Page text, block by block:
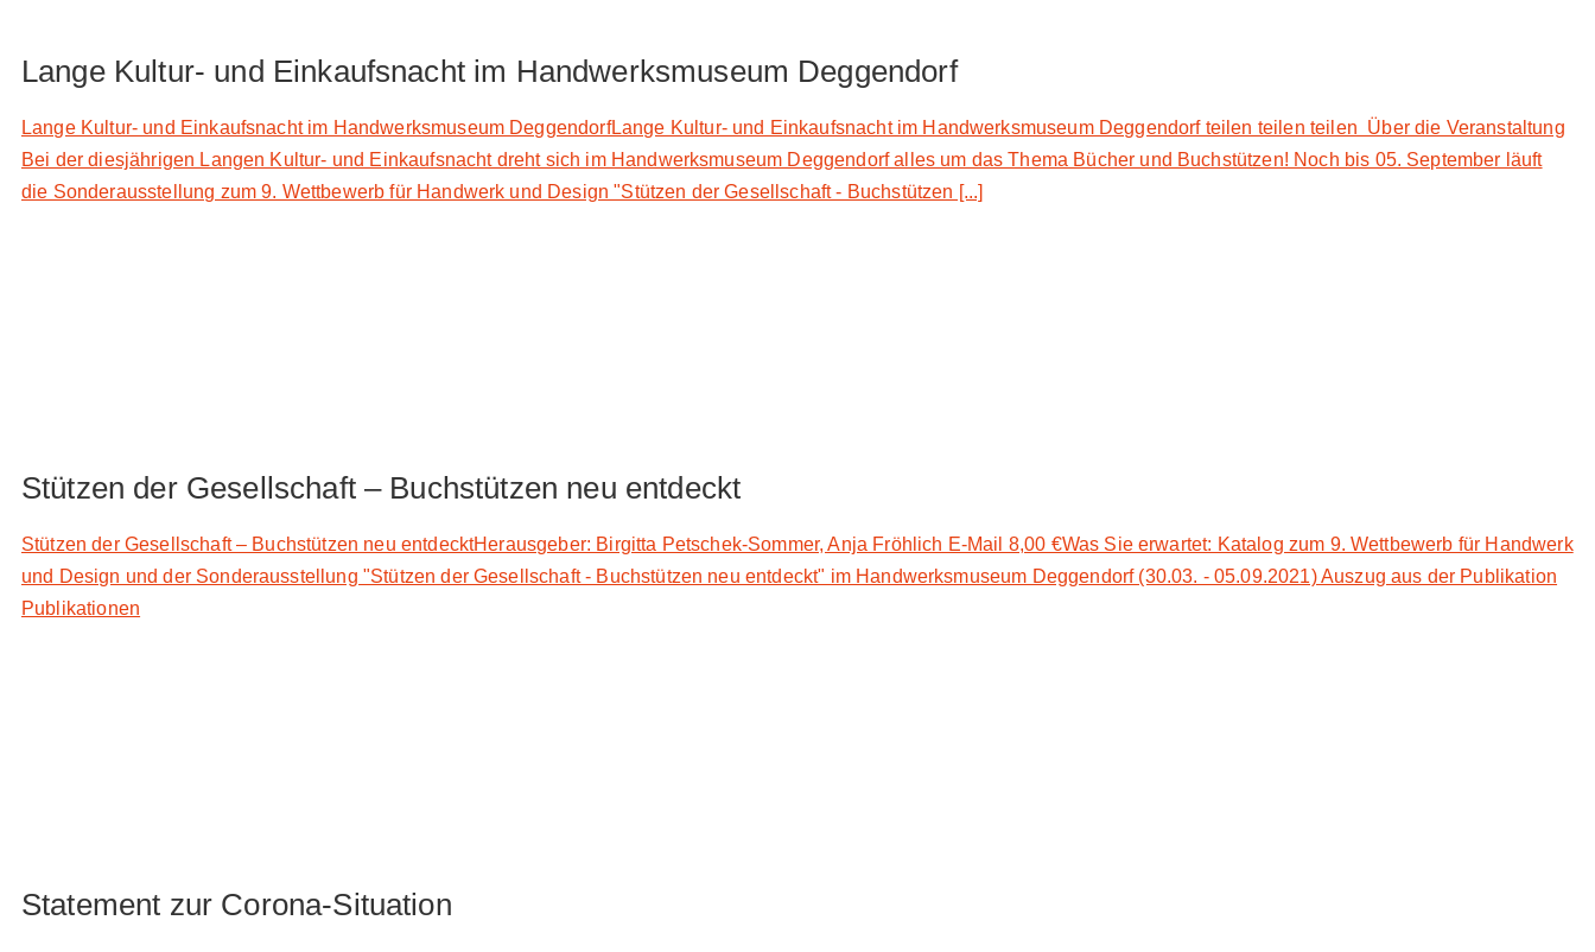
Lange Kultur- und Einkaufsnacht im Handwerksmuseum Deggendorf
Lange Kultur- und Einkaufsnacht im Handwerksmuseum DeggendorfLange Kultur- und Einkaufsnacht im Handwerksmuseum Deggendorf teilen teilen teilen Über die Veranstaltung
Bei der diesjährigen Langen Kultur- und Einkaufsnacht dreht sich im Handwerksmuseum Deggendorf alles um das Thema Bücher und Buchstützen! Noch bis 05. September läuft
die Sonderausstellung zum 9. Wettbewerb für Handwerk und Design "Stützen der Gesellschaft - Buchstützen [...]
Stützen der Gesellschaft – Buchstützen neu entdeckt
Stützen der Gesellschaft – Buchstützen neu entdecktHerausgeber: Birgitta Petschek-Sommer, Anja Fröhlich E-Mail 8,00 €Was Sie erwartet: Katalog zum 9. Wettbewerb für Handwerk
und Design und der Sonderausstellung "Stützen der Gesellschaft - Buchstützen neu entdeckt" im Handwerksmuseum Deggendorf (30.03. - 05.09.2021) Auszug aus der Publikation
Publikationen
Statement zur Corona-Situation